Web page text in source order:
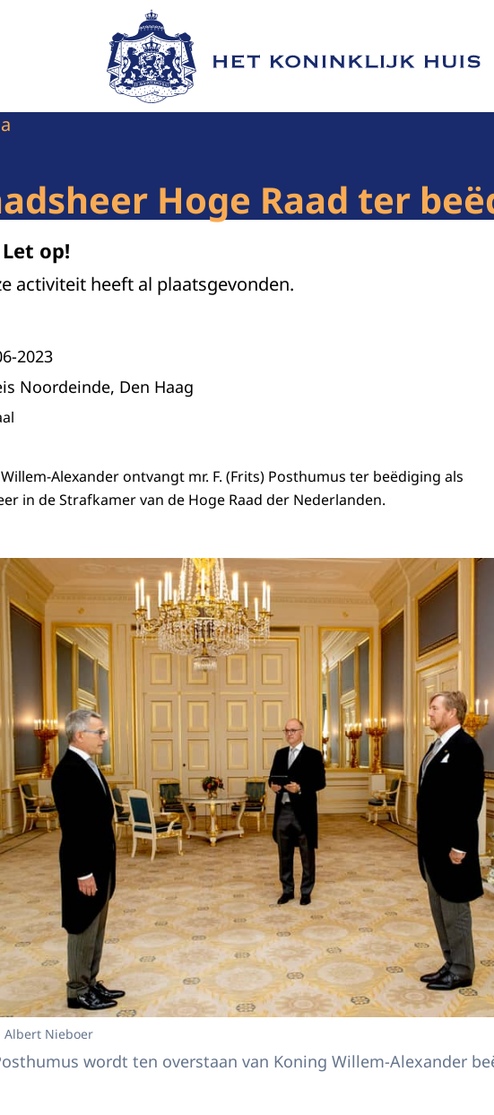
Naar de homepage van Het Koninklijk Huis
Hoge Raad ter
Let op!
activiteit heeft al plaatsgevonden.
2023
Noordeinde, Den Haag
Alexander ontvangt mr. F. (Frits) Posthumus ter beëdiging als
in de Strafkamer van de Hoge Raad der Nederlanden.
De Koning en raadsheer van de Hoge Raad der Nederlanden
Albert Nieboer
wordt ten overstaan van Koning Willem-Alexander